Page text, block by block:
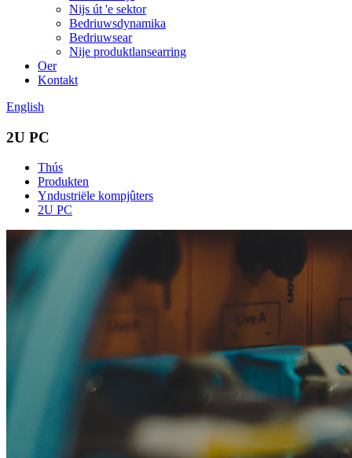
Nijs út 'e sektor
Bedriuwsdynamika
Bedriuwsear
Nije produktlansearring
Oer
Kontakt
English
2U PC
Thús
Produkten
Yndustriële kompjûters
2U PC